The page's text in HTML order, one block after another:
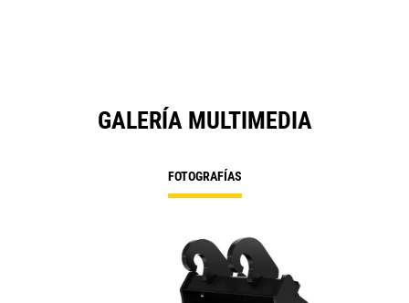
GALERÍA MULTIMEDIA
FOTOGRAFÍAS